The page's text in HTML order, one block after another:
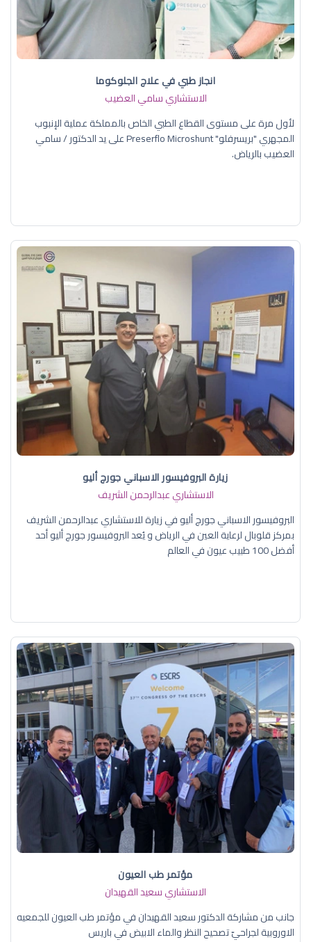
انجاز طبي في علاج الجلوكوما
الاستشاري سامي العضيب
لأول مرة على مستوى القطاع الطبي الخاص بالمملكة عملية الإنبوب
المجهري "بريسرفلو" Preserflo Microshunt على يد الدكتور / سامي
العضيب بالرياض.
زيارة البروفيسور الاسباني جورج أليو
الاستشاري عبدالرحمن الشريف
البروفيسور الاسباني جورج أليو في زيارة للاستشاري عبدالرحمن الشريف
بمركز قلوبال لرعاية العين في الرياض و يُعد البروفيسور جورج أليو أحد
أفضل 100 طبيب عيون في العالم
مؤتمر طب العيون
الاستشاري سعيد القهيدان
جانب من مشاركة الدكتور سعيد القهيدان في مؤتمر طب العيون للجمعيه
الاوروبية لجراحيّ تصحيح النظر والماء الابيض في باريس